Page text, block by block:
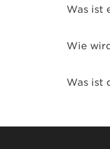
Was ist
Wie
Was ist